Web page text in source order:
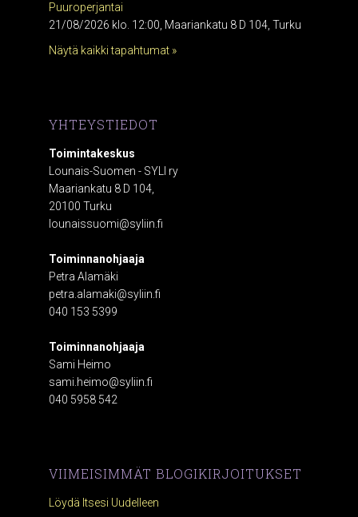
Puuroperjantai
21/08/2026 klo. 12:00, Maariankatu 8 D 104, Turku
Näytä kaikki tapahtumat »
YHTEYSTIEDOT
Toimintakeskus
Lounais-Suomen - SYLI ry
Maariankatu 8 D 104,
20100 Turku
lounaissuomi@syliin.fi
Toiminnanohjaaja
Petra Alamäki
petra.alamaki@syliin.fi
040 153 5399
Toiminnanohjaaja
Sami Heimo
sami.heimo@syliin.fi
040 5958 542
VIIMEISIMMÄT BLOGIKIRJOITUKSET
Löydä Itsesi Uudelleen